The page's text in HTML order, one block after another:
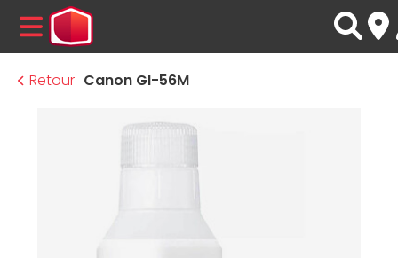
MENU
Retour Canon GI-56M